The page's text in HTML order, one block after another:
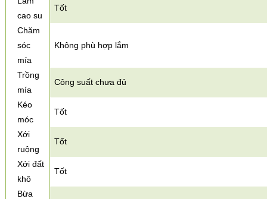
cao su
Tốt
Chăm
sóc
mía
Không phù hợp lắm
Trồng
mía
Công suất chưa đủ
Kéo
móc
Tốt
Xới
ruộng
Tốt
Xới đất
khô
Tốt
Bừa